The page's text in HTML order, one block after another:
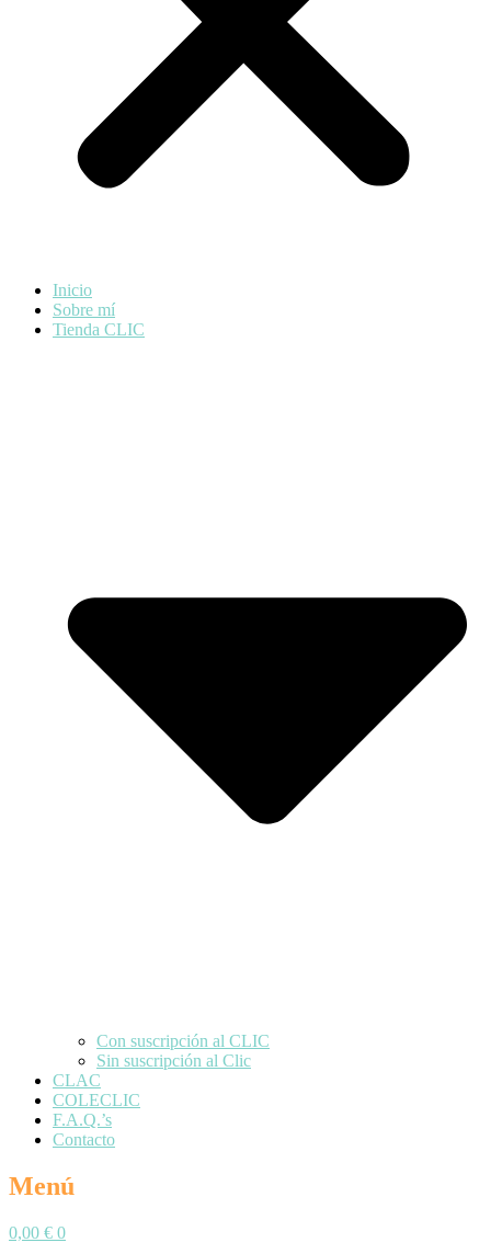
Inicio
Sobre mí
Tienda CLIC
Con suscripción al CLIC
Sin suscripción al Clic
CLAC
COLECLIC
F.A.Q.’s
Contacto
Menú
0,00 € 0